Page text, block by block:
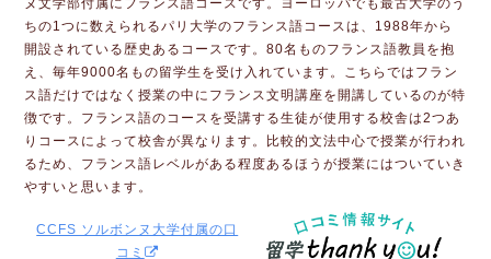
ヌ文学部付属にフランス語コースです。ヨーロッパでも最古大学のう
ちの1つに数えられるパリ大学のフランス語コースは、1988年から
開設されている歴史あるコースです。80名ものフランス語教員を抱
え、毎年9000名もの留学生を受け入れています。こちらではフラン
ス語だけではなく授業の中にフランス文明講座を開講しているのが特
徴です。フランス語のコースを受講する生徒が使用する校舎は2つあ
りコースによって校舎が異なります。比較的文法中心で授業が行われ
るため、フランス語レベルがある程度あるほうが授業にはついていき
やすいと思います。
CCFS ソルボンヌ大学付属の口
コミ